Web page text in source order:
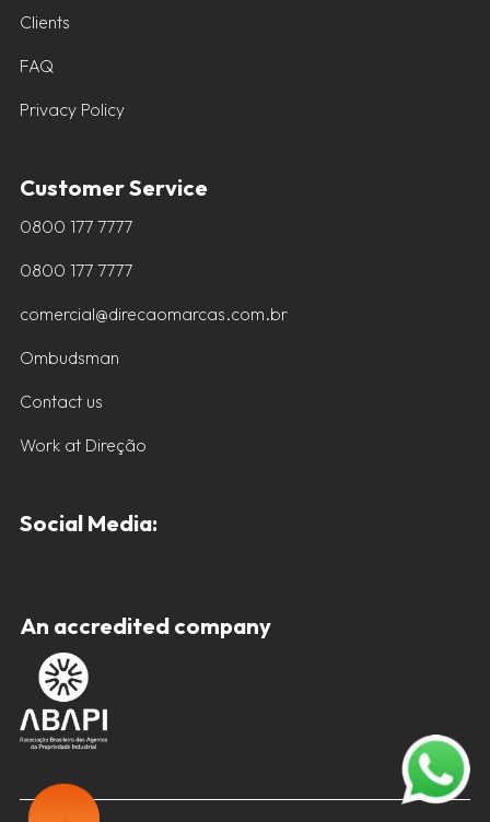
Clients
FAQ
Privacy Policy
Customer Service
0800 177 7777
0800 177 7777
comercial@direcaomarcas.com.br
Ombudsman
Contact us
Work at Direção
Social Media:
An accredited company